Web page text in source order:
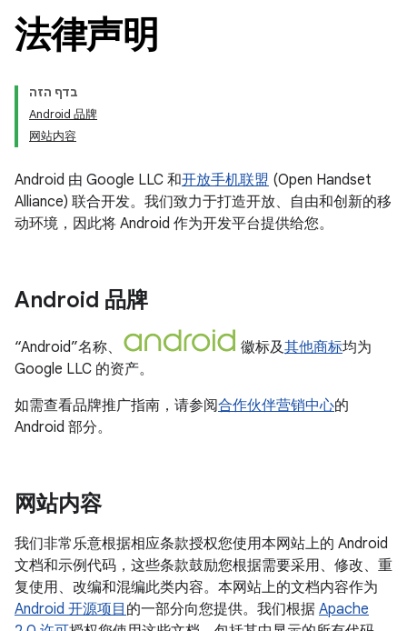
法律声明
בדף הזה
Android 品牌
网站内容
Android 由 Google LLC 和开放手机联盟 (Open Handset
Alliance) 联合开发。我们致力于打造开放、自由和创新的移
动环境，因此将 Android 作为开发平台提供给您。
Android 品牌
“Android”名称、 徽标及其他商标均为
Google LLC 的资产。
如需查看品牌推广指南，请参阅合作伙伴营销中心的
Android 部分。
网站内容
我们非常乐意根据相应条款授权您使用本网站上的 Android
文档和示例代码，这些条款鼓励您根据需要采用、修改、重
复使用、改编和混编此类内容。本网站上的文档内容作为
Android 开源项目 的一部分向您提供。我们根据 Apache